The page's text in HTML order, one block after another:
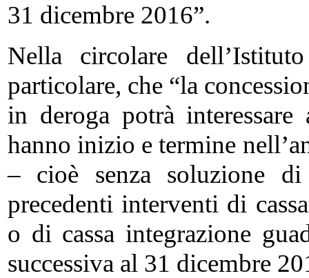
31 dicembre 2016”.
Nella circolare
particolare, che “la
in deroga potrà
hanno inizio e termine
– cioè senza soluzione
precedenti interventi di
o di cassa integrazione
successiva al 31 dicembre